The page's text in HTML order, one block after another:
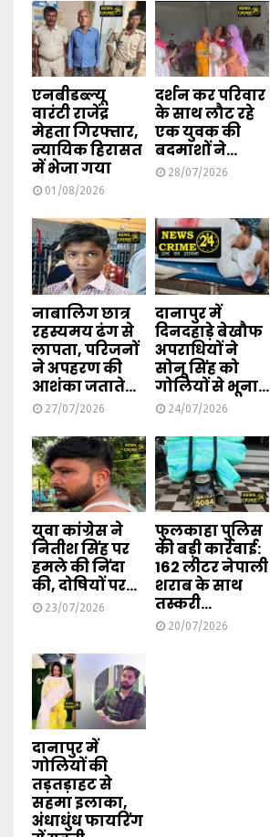
एनबीडब्ल्यू
वारंटी राजेंद्र
मेहता गिरफ्तार,
न्यायिक हिरासत
में भेजा गया
01/08/2026
दर्शन कर परिवार
के साथ लौट रहे
एक युवक की
बदमाशों ने...
28/07/2026
नाबालिग छात्र
रहस्यमय ढंग से
लापता, परिजनों
ने अपहरण की
आशंका जताते...
27/07/2026
दानापुर में
दिनदहाड़े बेखौफ
अपराधियों ने
सोनू सिंह को
गोलियों से भूना...
24/07/2026
युवा कांग्रेस ने
नितीश सिंह पर
हमले की निंदा
की, दोषियों पर...
23/07/2026
फुलकाहा पुलिस
की बड़ी कार्रवाई:
162 लीटर नेपाली
शराब के साथ
तस्करी...
20/07/2026
दानापुर में
गोलियों की
तड़तड़ाहट से
सहमा इलाका,
अंधाधुंध फायरिंग